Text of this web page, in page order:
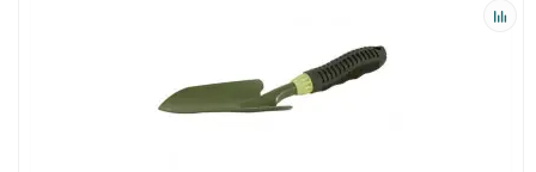
современного потребителя, но и непрерывно
расширять ассортимент товаров.